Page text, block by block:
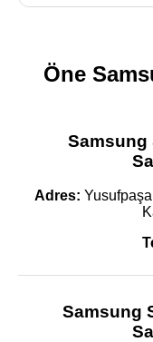
Öne
Samsung
Adres:
Samsung